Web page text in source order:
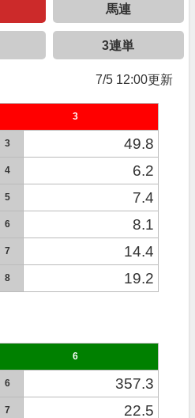
馬連
3連単
7/5 12:00更新
3
3 49.8
4 6.2
5 7.4
6 8.1
7 14.4
8 19.2
6
6 357.3
7 22.5